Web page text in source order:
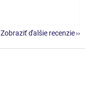
Zobraziť ďalšie recenzie